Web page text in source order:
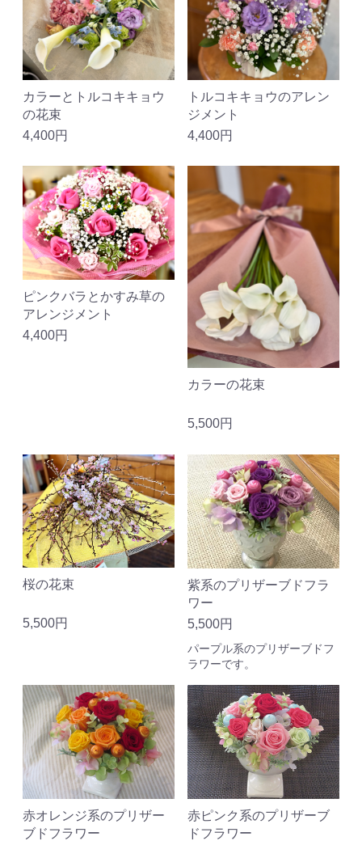
カラーとトルコキキョウ
の花束
4,400円
トルコキキョウのアレン
ジメント
4,400円
ピンクバラとかすみ草の
アレンジメント
4,400円
カラーの花束
5,500円
桜の花束
5,500円
紫系のプリザーブドフラ
ワー
5,500円
パープル系のプリザーブドフ
ラワーです。
赤オレンジ系のプリザー
ブドフラワー
赤ピンク系のプリザーブ
ドフラワー